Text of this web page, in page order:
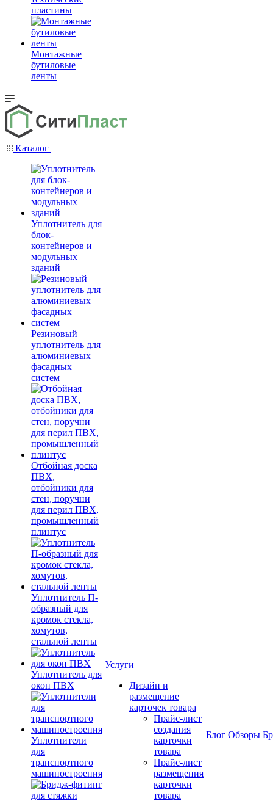
пластины
Монтажные
бутиловые
ленты
Каталог
Уплотнитель для
блок-
контейнеров и
модульных
зданий
Резиновый
уплотнитель для
алюминиевых
фасадных
систем
Отбойная доска
ПВХ,
отбойники для
стен, поручни
для перил ПВХ,
промышленный
плинтус
Уплотнитель П-
образный для
кромок стекла,
хомутов,
стальной ленты
Уплотнитель для
окон ПВХ
Уплотнители
для
транспортного
машиностроения
Услуги
Дизайн и
размещение
карточек товара
Прайс-лист
создания
карточки
товара
Прайс-лист
размещения
карточки
товара
Блог Обзоры